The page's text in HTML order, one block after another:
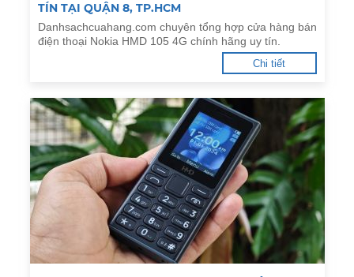
TÍN TẠI QUẬN 8, TP.HCM
Danhsachcuahang.com chuyên tổng hợp cửa hàng bán
điện thoại Nokia HMD 105 4G chính hãng uy tín.
Chi tiết